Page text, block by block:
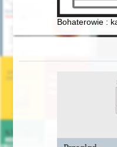
Bohaterowie :